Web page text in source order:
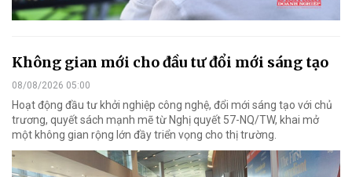
Không gian mới cho đầu tư đổi mới sáng tạo
08/08/2026 05:00
Hoạt động đầu tư khởi nghiệp công nghệ, đổi mới sáng tạo với chủ
trương, quyết sách mạnh mẽ từ Nghị quyết 57-NQ/TW, khai mở
một không gian rộng lớn đầy triển vọng cho thị trường.